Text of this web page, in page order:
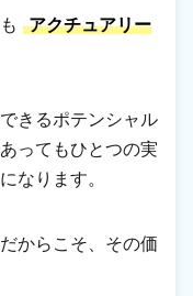
アクチュアリー
きるポテンシャル
ってもひとつの実
なります。
からこそ、その価